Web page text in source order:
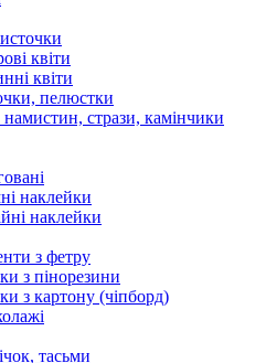
квіти
квіти
пелюстки
стрази, камінчики
наклейки
наклейки
з фетру
з пінорезини
з картону (чіпборд)
тасьми